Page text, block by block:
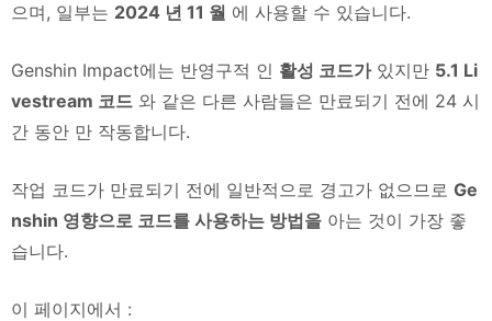
으며, 일부는 2024 년 11 월 에 사용할 수 있습니다.
Genshin Impact에는 반영구적 인 활성 코드가있지만 5.1 Li
vestream 코드 와 같은 다른 사람들은 만료되기 전에 24 시
간 동안 만 작동합니다.
작업 코드가 만료되기 전에 일반적으로 경고가 없으므로 Ge
nshin 영향으로 코드를 사용하는 방법을 아는 것이 가장 좋
습니다.
이 페이지에서 :